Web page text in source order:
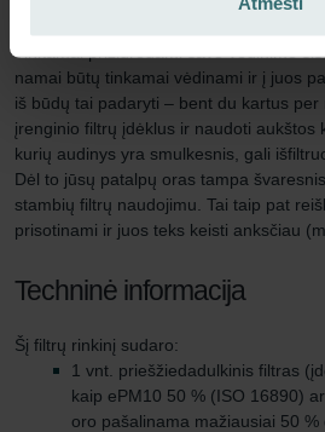
Tinkamai prižiūrėdami savo vėdinimo
namai būtų tinkamai vėdinami ir į juos
iš būdų tai padaryti – bent du kartus
įrenginio filtrų įdėklus ir naudoti aukštos
kurių audinys yra smulkesnis, gali
Dėl to jūsų patalpų oras tampa
stambių filtrų naudojimu. Tai taip pat
prisotinami ir juos teks keisti anksčiau
Techninė informacija
Šį filtrų rinkinį sudaro:
1 vnt. priešžiedadulkinis filtras
kaip ePM10 50 % (ISO 16890)
oro pašalinama mažiausiai 50